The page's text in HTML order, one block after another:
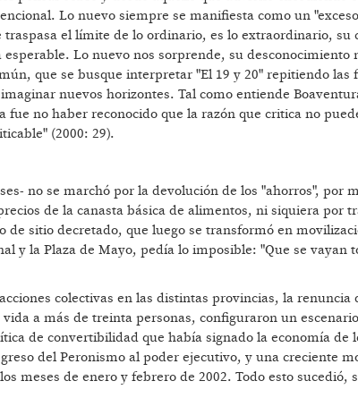
Lo nuevo siempre se manifiesta como un
el límite de lo ordinario, es lo extraordinario, su
Lo nuevo nos sorprende, su desconocimiento
que se busque interpretar "El 19 y 20" repitiendo las
nuevos horizontes. Tal como entiende
no haber reconocido que la razón que critica no
(2000: 29).
no se marchó por la devolución de los "ahorros", por
de la canasta básica de alimentos, ni siquiera por
de sitio decretado, que luego se transformó en
y la Plaza de Mayo, pedía lo imposible: "Que se vayan
colectivas en las distintas provincias, la renuncia
a más de treinta personas, configuraron un
de convertibilidad que había signado la economía de
del Peronismo al poder ejecutivo, y una creciente
meses de enero y febrero de 2002. Todo esto sucedió,